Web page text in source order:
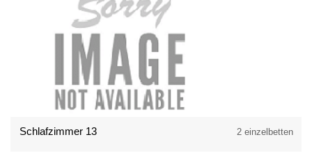
Schlafzimmer 13 2 einzelbetten